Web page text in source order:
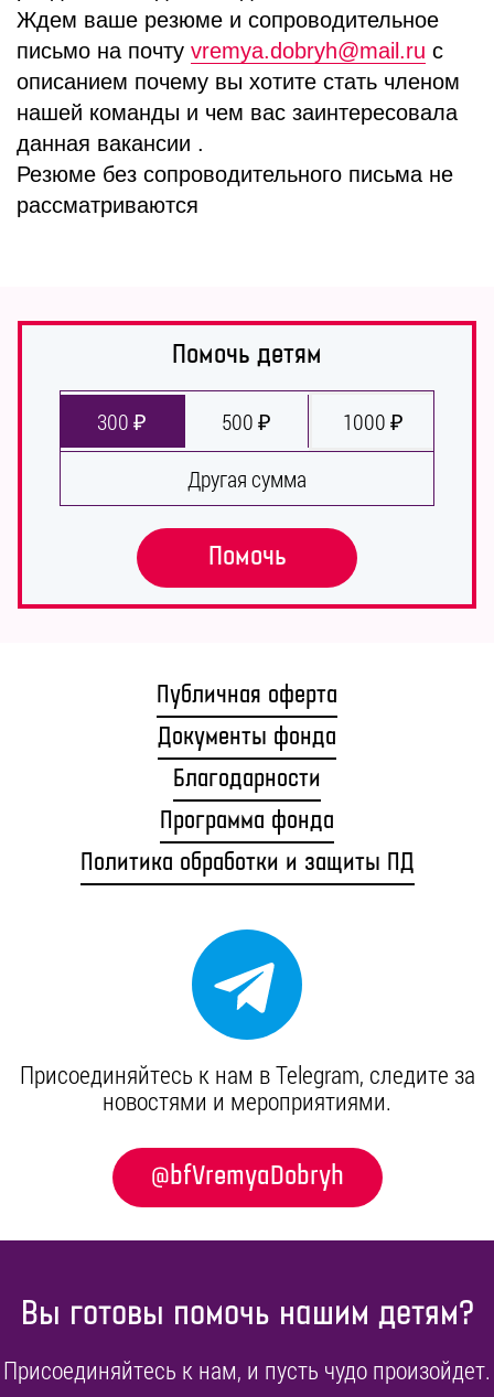
Ждем ваше резюме и сопроводительное
письмо на почту vremya.dobryh@mail.ru с
описанием почему вы хотите стать членом
нашей команды и чем вас заинтересовала
данная вакансии .
Резюме без сопроводительного письма не
рассматриваются
Помочь детям
300 ₽ 500 ₽
1000 ₽
Другая сумма
Помочь
Публичная оферта
Документы фонда
Благодарности
Программа фонда
Политика обработки и защиты ПД
Присоединяйтесь к нам в Telegram, cледите за
новостями и мероприятиями.
@bfVremyaDobryh
Вы готовы помочь нашим детям?
Присоединяйтесь к нам, и пусть чудо произойдет.